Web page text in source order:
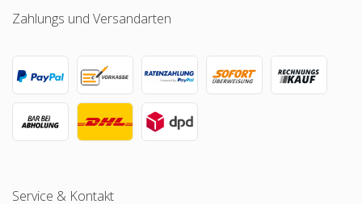
Zahlungs und Versandarten
Service & Kontakt